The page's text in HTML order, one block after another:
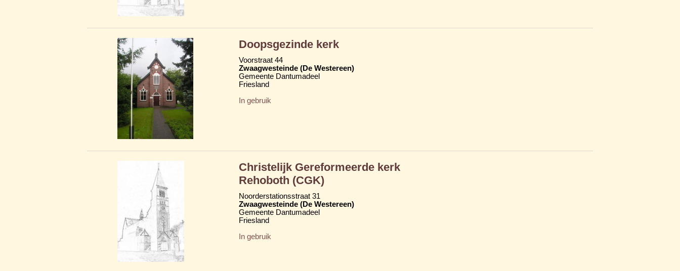
Doopsgezinde kerk
Voorstraat 44
Zwaagwesteinde (De Westereen)
Gemeente Dantumadeel
Friesland
In gebruik
Christelijk Gereformeerde kerk
Rehoboth (CGK)
Noorderstationsstraat 31
Zwaagwesteinde (De Westereen)
Gemeente Dantumadeel
Friesland
In gebruik